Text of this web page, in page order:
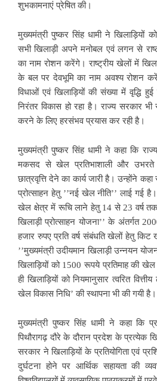
शुभकामनाएं प्रेषित की।
मुख्यमंत्री पुष्कर सिंह धामी ने खिलाड़ियों
सभी खिलाड़ी अपने मनोबल एवं लगन से
का नाम रोशन करेंगे। राष्ट्रीय खेलों में
के बल पर देवभूमि का नाम अवश्य रोशन
विधाओं एवं खिलाड़ियों की संख्या में वृद्धि
निरंतर विकास हो रहा है। राज्य सरकार
करने के लिए हरसंभव प्रयास कर रही है।
मुख्यमंत्री पुष्कर सिंह धामी ने कहा कि
मकसद से खेल प्रतिभाशाली और उभरते
छात्रवृत्ति देने का कार्य जारी है। उन्होंने
प्रोत्साहन हेतु ’’नई खेल नीति’’ लाई गई
खेल क्षेत्र में रूचि लाने हेतु 14 से 23 वर्ष तक
खिलाड़ी प्रोत्साहन योजना’’ के अंतर्गत
हजार रुपए प्रति वर्ष संबंधति खेलों हेतु किट
’’मुख्यमंत्री उदीयमान खिलाड़ी उन्नयन
खिलाड़ियों को 1500 रूपये प्रतिमाह की खेल
ही खिलाड़ियों को नियमानुसार त्वरित
खेल विकास निधि’ की स्थापना भी की गयी है।
मुख्यमंत्री पुष्कर सिंह धामी ने कहा कि
पिथौरागढ़ दौरे के दौरान प्रदेश के प्रत्येक
सरकार ने खिलाड़ियों के प्रतियोगिता एवं
दुर्घटना होने पर आर्थिक सहायता की